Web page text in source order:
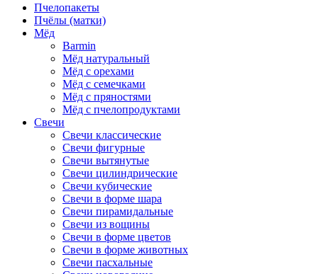
Пчелопакеты
Пчёлы (матки)
Мёд
Barmin
Мёд натуральный
Мёд с орехами
Мёд с семечками
Мёд с пряностями
Мёд с пчелопродуктами
Свечи
Свечи классические
Свечи фигурные
Свечи вытянутые
Свечи цилиндрические
Свечи кубические
Свечи в форме шара
Свечи пирамидальные
Свечи из вощины
Свечи в форме цветов
Свечи в форме животных
Свечи пасхальные